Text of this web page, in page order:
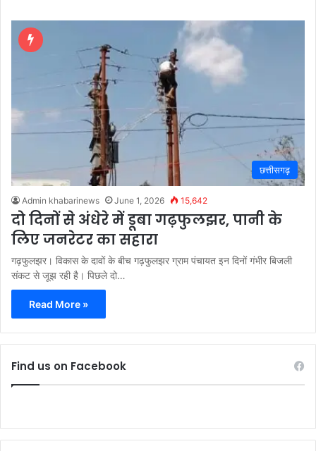
छत्तीसगढ़
Admin khabarinews June 1, 2026 15,642
दो दिनों से अंधेरे में डूबा गढ़फुलझर, पानी के
लिए जनरेटर का सहारा
गढ़फुलझर। विकास के दावों के बीच गढ़फुलझर ग्राम पंचायत इन दिनों गंभीर बिजली
संकट से जूझ रही है। पिछले दो…
Read More »
Find us on Facebook